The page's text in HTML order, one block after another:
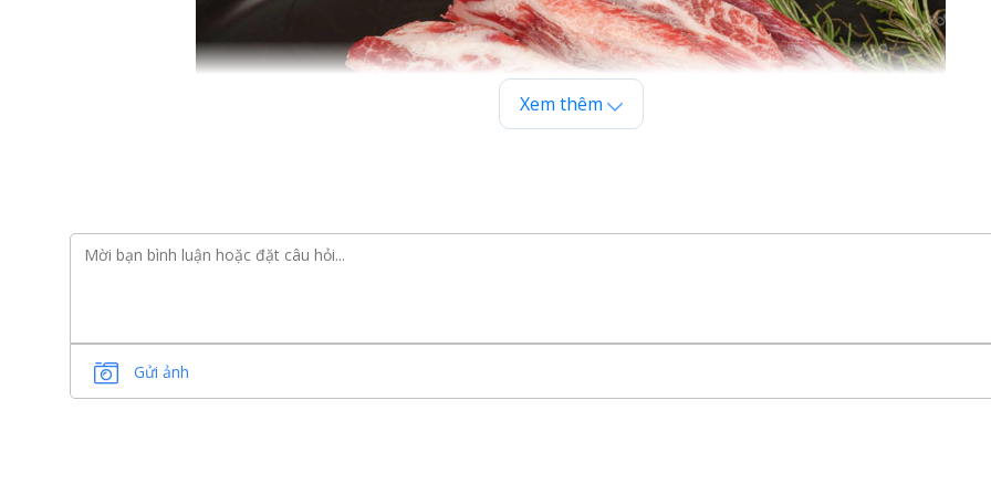
Xem thêm
Gửi ảnh